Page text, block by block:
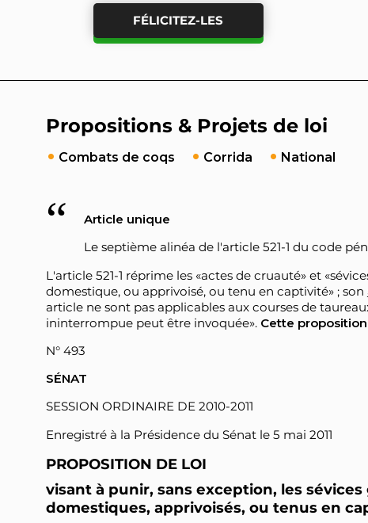
FÉLICITEZ-LES
Propositions & Projets de loi
Combats de coqs Corrida National
Article unique
Le septième alinéa de l'article 521-1 du code
L'article 521-1 réprime les «actes de cruauté» et
domestique, ou apprivoisé, ou tenu en captivité» ; son
article ne sont pas applicables aux courses de
ininterrompue peut être invoquée». Cette
N° 493
SÉNAT
SESSION ORDINAIRE DE 2010-2011
Enregistré à la Présidence du Sénat le 5 mai 2011
PROPOSITION DE LOI
visant à punir, sans exception, les
domestiques, apprivoisés, ou tenus en